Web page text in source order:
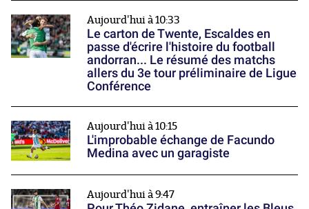
Aujourd'hui à 10:33
Le carton de Twente, Escaldes en
passe d'écrire l'histoire du football
andorran... Le résumé des matchs
allers du 3e tour préliminaire de Ligue
Conférence
Aujourd'hui à 10:15
L'improbable échange de Facundo
Medina avec un garagiste
Aujourd'hui à 9:47